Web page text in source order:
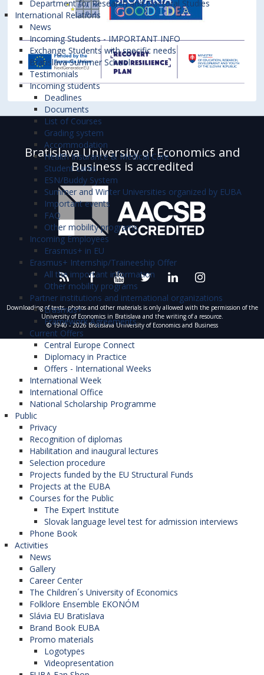
Department for Research and Doctoral Studies
International Relations
News
Incoming Students - IMPORTANT INFO
Exchange Students with specific needs
Bratislava Summer School
Testimonials
Incoming students
Deadlines
Documents
List of Courses
Grading system
Accommodation
Health Insurance & Medical Care
Student cards
ESN/Buddy System
Summer and Winter Universities organized by EUBA
Important events
FAQ
Other mobility programs
Incoming Employees
Erasmus+ in EU
Erasmus+ Internship/Traineeship Offer
All the important information
Other mobility programs
Partner institutions and international organizations
Erasmus+
Framework Agreements
Current Offers
Central Europe Connect
Diplomacy in Practice
Offers - International Weeks
International Week
International Office
National Scholarship Programme
Public
Privacy
Recognition of diplomas
Habilitation and inaugural lectures
Selection procedure
Projects funded by the EU Structural Funds
Projects at the EUBA
Courses for the Public
The Expert Institute
Slovak language level test for admission interviews
Phone Book
Activities
News
Gallery
Career Center
The Children´s University of Economics
Folklore Ensemble EKONÓM
Slávia EU Bratislava
Brand Book EUBA
Promo materials
Logotypes
Videopresentation
Bratislava University of Economics and
Business is accredited
Downloading of texts, photos and other materials is only allowed with the permission of the
University of Economics in Bratislava and the writing of a resource.
© 1940 - 2026 Bratislava University of Economics and Business